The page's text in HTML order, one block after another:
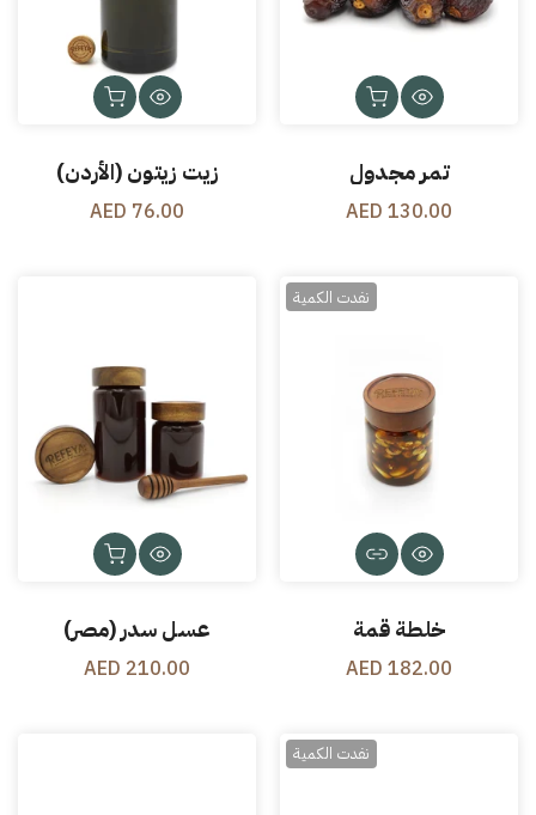
تمر مجدول
130.00 AED
زيت زيتون (الأردن)
76.00 AED
نفدت الكمية
خلطة قمة
182.00 AED
عسل سدر (مصر)
210.00 AED
نفدت الكمية